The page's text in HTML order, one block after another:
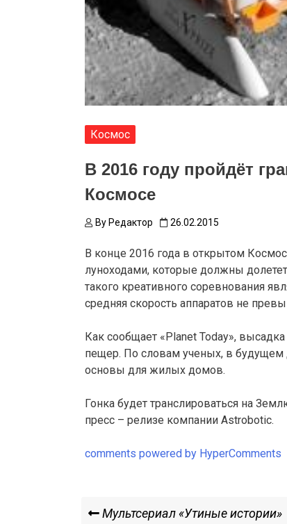
Космос
В 2016 году пройдёт
Космосе
By Редактор 26.02.2015
В конце 2016 года в открытом
луноходами, которые должны
такого креативного соревнования
средняя скорость аппаратов не
Как сообщает «Planet Today»,
пещер. По словам ученых, в будущем
основы для жилых домов.
Гонка будет транслироваться на
пресс – релизе компании Astrobotic.
comments powered by HyperComments
Навигация
Previous
Мультсериал «Утиные истории»